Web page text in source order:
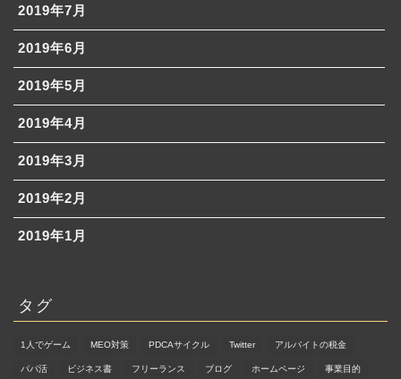
2019年7月
2019年6月
2019年5月
2019年4月
2019年3月
2019年2月
2019年1月
タグ
1人でゲーム MEO対策 PDCAサイクル Twitter アルバイトの税金
パパ活 ビジネス書 フリーランス ブログ ホームページ 事業目的
ブログ理念